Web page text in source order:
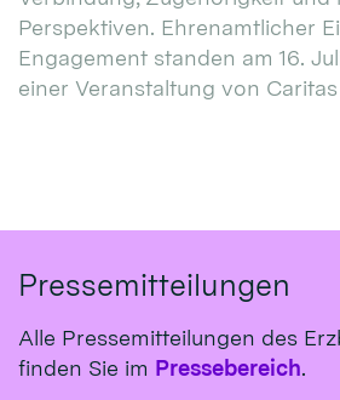
Perspektiven. Ehrenamtlicher
Engagement standen am 16.
einer Veranstaltung von
Pressemitteilungen
Alle Pressemitteilungen des
finden Sie im Pressebereich.